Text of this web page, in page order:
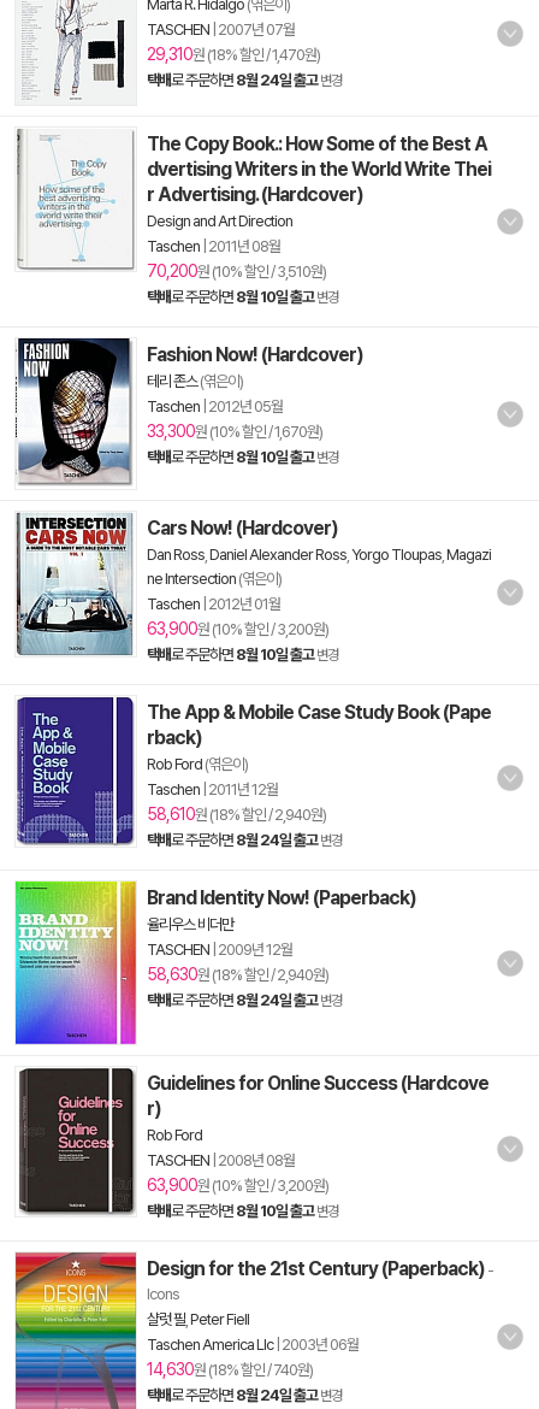
Marta R. Hidalgo (엮은이)
TASCHEN 2007년 07월
29,310원 (18% 할인 / 1,470원)
택배로 주문하면 8월 24일 출고 변경
The Copy Book.: How Some of the Best A
dvertising Writers in the World Write Thei
r Advertising. (Hardcover)
Design and Art Direction
Taschen 2011년 08월
70,200원 (10% 할인 / 3,510원)
택배로 주문하면 8월 10일 출고 변경
Fashion Now! (Hardcover)
테리 존스(엮은이)
Taschen 2012년 05월
33,300원 (10% 할인 / 1,670원)
택배로 주문하면 8월 10일 출고 변경
Cars Now! (Hardcover)
Dan Ross Daniel Alexander Ross Yorgo Tloupas Magazi
ne Intersection (엮은이)
Taschen 2012년 01월
63,900원 (10% 할인 / 3,200원)
택배로 주문하면 8월 10일 출고 변경
The App & Mobile Case Study Book (Pape
rback)
Rob Ford (엮은이)
Taschen 2011년 12월
58,610원 (18% 할인 / 2,940원)
택배로 주문하면 8월 24일 출고 변경
Brand Identity Now! (Paperback)
율리우스 비더만
TASCHEN 2009년 12월
58,630원 (18% 할인 / 2,940원)
택배로 주문하면 8월 24일 출고 변경
Guidelines for Online Success (Hardcove
r)
Rob Ford
TASCHEN 2008년 08월
63,900원 (10% 할인 / 3,200원)
택배로 주문하면 8월 10일 출고 변경
Design for the 21st Century (Paperback) -
Icons
샬럿 필 Peter Fiell
Taschen America Llc| 2003년 06월
14,630원 (18% 할인 / 740원)
택배로 주문하면 8월 24일 출고 변경